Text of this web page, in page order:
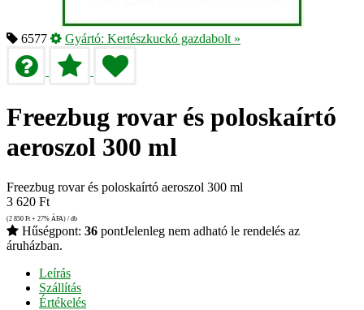
6577 Gyártó: Kertészkuckó gazdabolt »
Freezbug rovar és poloskaírtó
aeroszol 300 ml
Freezbug rovar és poloskaírtó aeroszol 300 ml
3 620 Ft
(2 850 Ft + 27% ÁFA) / db
Hűségpont: 36 pontJelenleg nem adható le rendelés az
áruházban.
Leírás
Szállítás
Értékelés